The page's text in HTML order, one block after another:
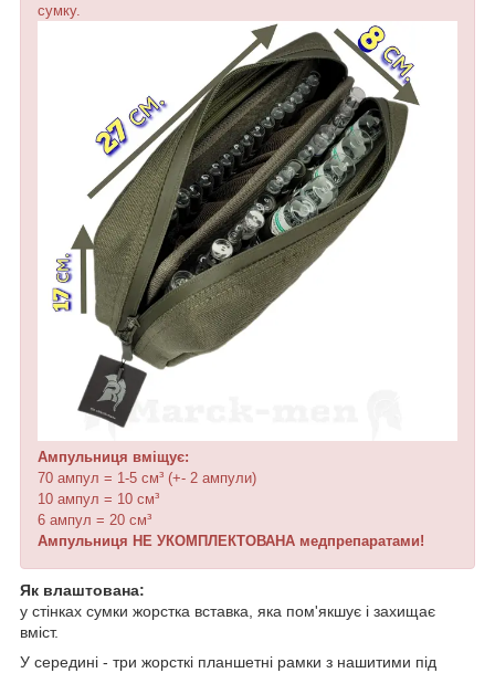
сумку.
Ампульниця вміщує:
70 ампул = 1-5 см³ (+- 2 ампули)
10 ампул = 10 см³
6 ампул = 20 см³
Ампульниця НЕ УКОМПЛЕКТОВАНА медпрепаратами!
Як влаштована:
у стінках сумки жорстка вставка, яка пом'якшує і захищає
вміст.
У середині - три жорсткі планшетні рамки з нашитими під